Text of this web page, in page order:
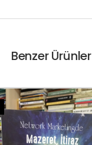
Benzer Ürünler